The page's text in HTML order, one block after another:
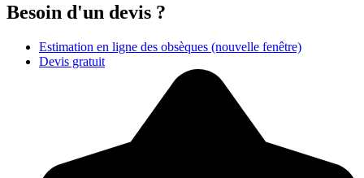
Besoin d'un devis ?
Estimation en ligne des obsèques (nouvelle fenêtre)
Devis gratuit